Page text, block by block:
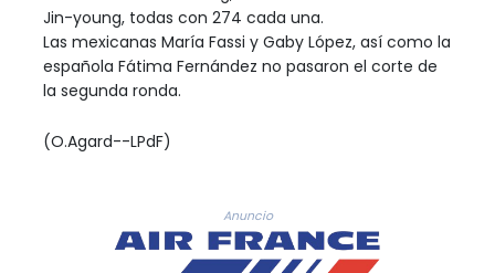
Jin-young, todas con 274 cada una.
Las mexicanas María Fassi y Gaby López, así como la
española Fátima Fernández no pasaron el corte de
la segunda ronda.
(O.Agard--LPdF)
Anuncio